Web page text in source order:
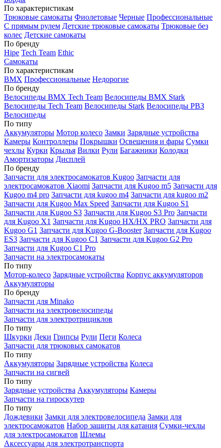
По характеристикам
Трюковые самокаты Фиолетовые Черные Профессиональные
С прямым рулем Детские трюковые самокаты Трюковые без
колес Детские самокаты
По бренду
Hipe Tech Team Ethic
Самокаты
По характеристикам
BMX Профессиональные Недорогие
По бренду
Велосипеды BMX Tech Team Велосипеды BMX Stark
Велосипеды Tech Team Велосипеды Stark Велосипеды РВЗ
Велосипеды
По типу
Аккумуляторы Мотор колесо Замки Зарядные устройства
Камеры Контроллеры Покрышки Освещения и фары Сумки
чехлы Курки Крылья Вилки Рули Багажники Колодки
Амортизаторы Дисплей
По бренду
Запчасти для электросамокатов Kugoo Запчасти для
электросамокатов Xiaomi Запчасти для Kugoo m5 Запчасти для
Кugoo m4 pro Запчасти для kugoo m4 Запчасти для kugoo m2
Запчасти для Kugoo Max Speed Запчасти для Kugoo S1
Запчасти для Kugoo S3 Запчасти для Kugoo S3 Pro Запчасти
для Kugoo X1 Запчасти для Kugoo HX/HX PRO Запчасти для
Kugoo G1 Запчасти для Kugoo G-Booster Запчасти для Kugoo
ES3 Запчасти для Kugoo C1 Запчасти для Kugoo G2 Pro
Запчасти для Kugoo C1 Pro
Запчасти на электросамокаты
По типу
Мотор-колесо Зарядные устройства Корпус аккумуляторов
Аккумуляторы
По бренду
Запчасти для Minako
Запчасти на электровелосипеды
Запчасти для электротрициклов
По типу
Шкурки Деки Грипсы Рули Пеги Колеса
Запчасти для трюковых самокатов
По типу
Аккумуляторы Зарядные устройства Колеса
Запчасти на сигвей
По типу
Зарядные устройства Аккумуляторы Камеры
Запчасти на гироскутер
По типу
Дождевики Замки для электровелосипеда Замки для
электросамокатов Набор защиты для катания Сумки-чехлы
для электросамокатов Шлемы
Аксессуары для электротранспорта